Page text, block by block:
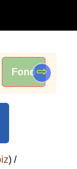
Fond⇨
) /